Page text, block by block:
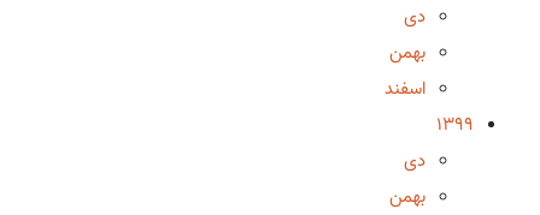
دی
بهمن
اسفند
1399
دی
بهمن